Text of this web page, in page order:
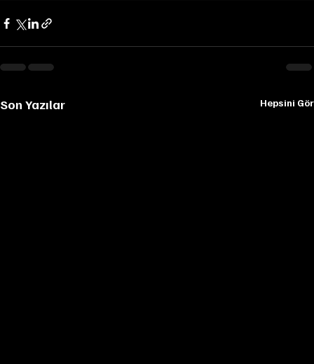
Son Yazılar Hepsini Gör